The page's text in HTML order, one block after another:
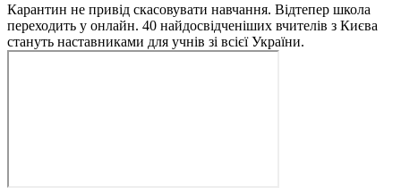
Карантин не привід скасовувати навчання. Відтепер школа
переходить у онлайн. 40 найдосвідченіших вчителів з Києва
стануть наставниками для учнів зі всієї України.